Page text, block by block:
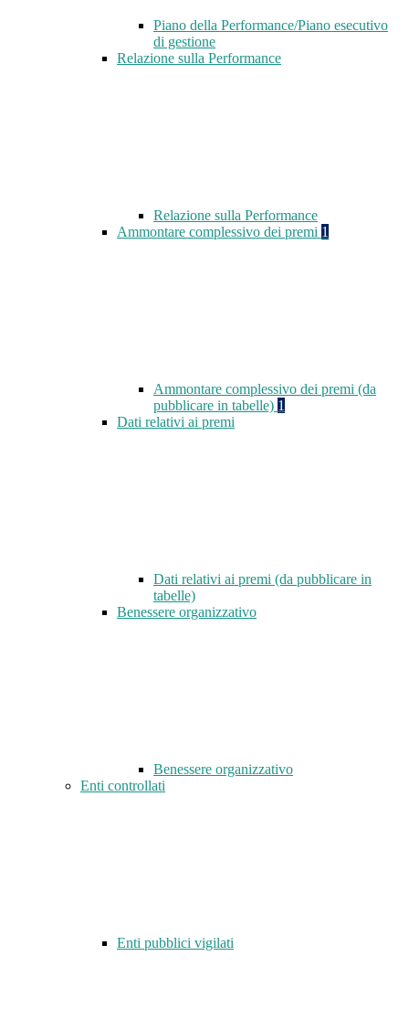
Piano della Performance/Piano esecutivo
di gestione
Relazione sulla Performance
Relazione sulla Performance
Ammontare complessivo dei premi 1
Ammontare complessivo dei premi (da
pubblicare in tabelle) 1
Dati relativi ai premi
Dati relativi ai premi (da pubblicare in
tabelle)
Benessere organizzativo
Benessere organizzativo
Enti controllati
Enti pubblici vigilati